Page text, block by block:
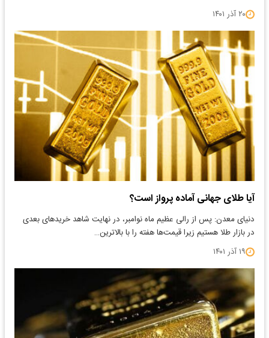
۲۰ آذر ۱۴۰۱
آیا طلای جهانی آماده پرواز است؟
دنیای معدن: پس از رالی عظیم ماه نوامبر، در نهایت شاهد خریدهای بعدی
در بازار طلا هستیم زیرا قیمت‌ها هفته را با بالاترین…
۱۹ آذر ۱۴۰۱